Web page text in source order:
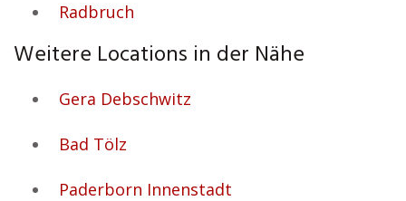
Radbruch
Weitere Locations in der Nähe
Gera Debschwitz
Bad Tölz
Paderborn Innenstadt